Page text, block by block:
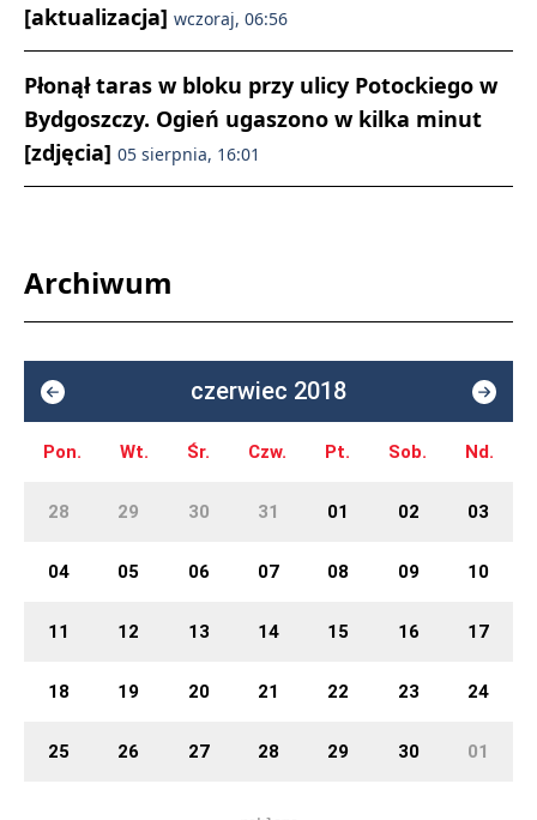
[aktualizacja] wczoraj, 06:56
Płonął taras w bloku przy ulicy Potockiego w
Bydgoszczy. Ogień ugaszono w kilka minut
[zdjęcia] 05 sierpnia, 16:01
Archiwum
czerwiec 2018
Pon. Wt. Śr. Czw. Pt. Sob. Nd.
28 29 30 31 01 02 03
04 05 06 07 08 09 10
11 12 13 14 15 16 17
18 19 20 21 22 23 24
25 26 27 28 29 30 01